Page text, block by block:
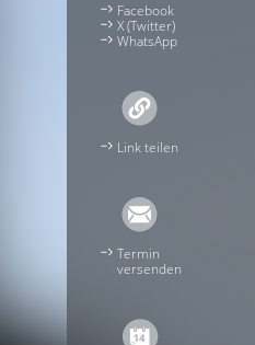
Facebook
X (Twitter)
WhatsApp
Link teilen
Termin
versenden